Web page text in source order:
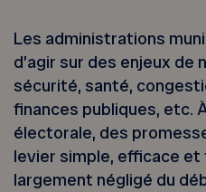
Les administrations
d’agir sur des enjeux de
sécurité, santé,
finances publiques, etc.
électorale, des
levier simple, efficace
largement négligé du